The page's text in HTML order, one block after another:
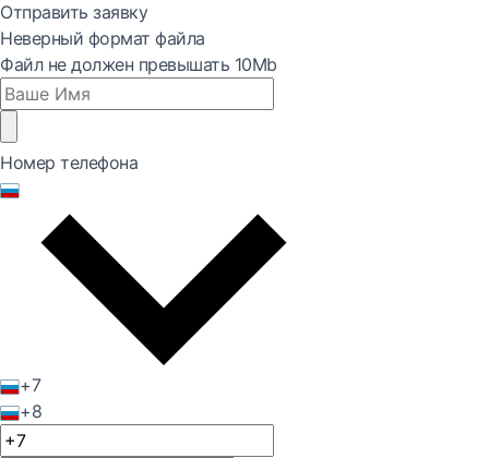
Отправить заявку
Неверный формат файла
Файл не должен превышать 10Mb
Номер телефона
+7
+8